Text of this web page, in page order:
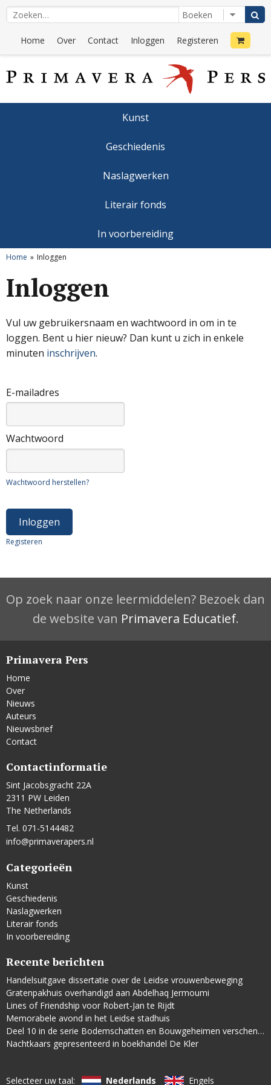
Home Over Contact Inloggen Registeren
Kunst
Geschiedenis
Naslagwerken
Literair fonds
In voorbereiding
Home Inloggen
Inloggen
Vul uw gebruikersnaam en wachtwoord in om in te
loggen. Bent u hier nieuw? Dan kunt u zich in enkele
minuten inschrijven.
E-mailadres
Wachtwoord
Wachtwoord herstellen?
Registeren
Op zoek naar onze leermiddelen? Bezoek dan
de website van Primavera Educatief.
Primavera Pers
Home
Over
Nieuws
Auteurs
Nieuwsbrief
Contact
Contactinformatie
Sint Jacobsgracht 22A
2311 PW Leiden
The Netherlands
Tel. 071-5144482
info@primaverapers.nl
Categorieën
Kunst
Geschiedenis
Naslagwerken
Literair fonds
In voorbereiding
Recente berichten
Handelsuitgave dissertatie over de Leidse vrouwenbeweging
Gratenpakhuis overhandigd aan Abdelhaq Jermoumi
Lines of Friendship voor Robert-Jan te Rijdt
Memorabele avond in het Leidse stadhuis
Deel 10 in de serie Bodemschatten en Bouwgeheimen verschenen
Nachtkaars gepresenteerd in boekhandel De Kler
Selecteer uw taal: Nederlands Engels